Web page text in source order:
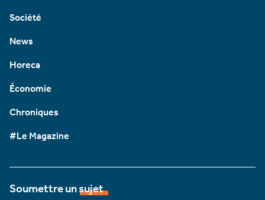
Société
News
Horeca
Économie
Chroniques
#Le Magazine
Soumettre un sujet